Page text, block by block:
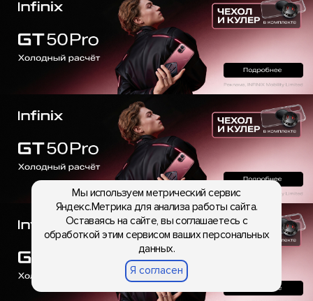
Мы используем метрический сервис
Яндекс.Метрика для анализа работы сайта.
Оставаясь на сайте, вы соглашаетесь с
обработкой этим сервисом ваших персональных
данных.
Я согласен